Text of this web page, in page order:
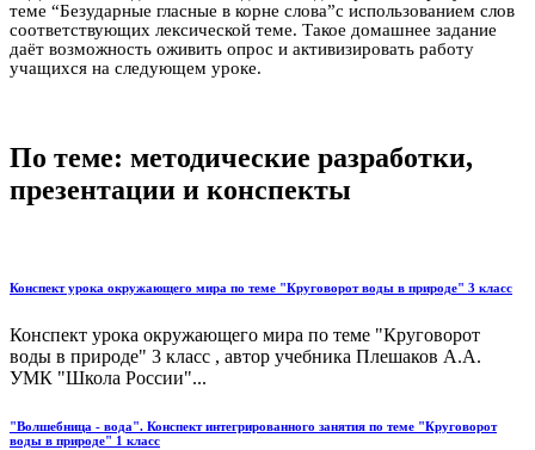
теме “Безударные гласные в корне слова”с использованием слов
соответствующих лексической теме. Такое домашнее задание
даёт возможность оживить опрос и активизировать работу
учащихся на следующем уроке.
По теме: методические разработки,
презентации и конспекты
Конспект урока окружающего мира по теме "Круговорот воды в природе" 3 класс
Конспект урока окружающего мира по теме "Круговорот
воды в природе" 3 класс , автор учебника Плешаков А.А.
УМК "Школа России"...
"Волшебница - вода". Конспект интегрированного занятия по теме "Круговорот
воды в природе" 1 класс